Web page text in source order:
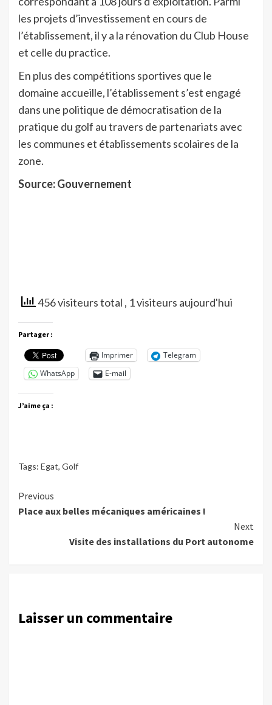
les projets d’investissement en cours de
l’établissement, il y a la rénovation du Club House
et celle du practice.
En plus des compétitions sportives que le
domaine accueille, l’établissement s’est engagé
dans une politique de démocratisation de la
pratique du golf au travers de partenariats avec
les communes et établissements scolaires de la
zone.
Source: Gouvernement
456 visiteurs total , 1 visiteurs aujourd'hui
Partager :
Imprimer
Telegram
WhatsApp
E-mail
J’aime ça :
Tags: Egat, Golf
Continue
Reading
Previous
Place aux belles mécaniques américaines !
Next
Visite des installations du Port autonome
Laisser un commentaire